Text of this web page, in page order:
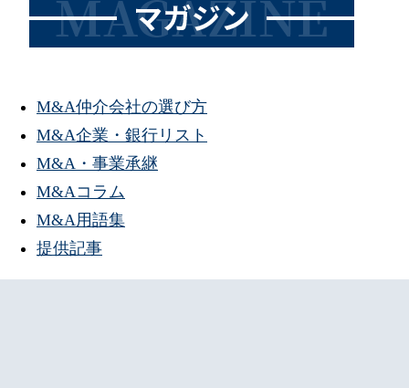
M&A仲介会社の選び方
M&A企業・銀行リスト
M&A・事業承継
M&Aコラム
M&A用語集
提供記事